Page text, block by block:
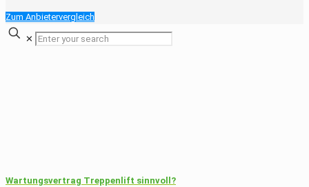
Zum Anbietervergleich
✕
Wartungsvertrag Treppenlift sinnvoll?